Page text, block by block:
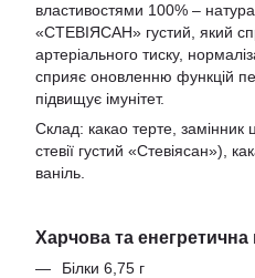
властивостями 100% –
«СТЕВІЯСАН» густий, який
артеріального тиску,
сприяє оновленню функцій
підвищує імунітет.
Склад: какао терте, замінник
стевії густий «Стевіясан»),
ваніль.
Харчова та енегретична
Білки 6,75 г